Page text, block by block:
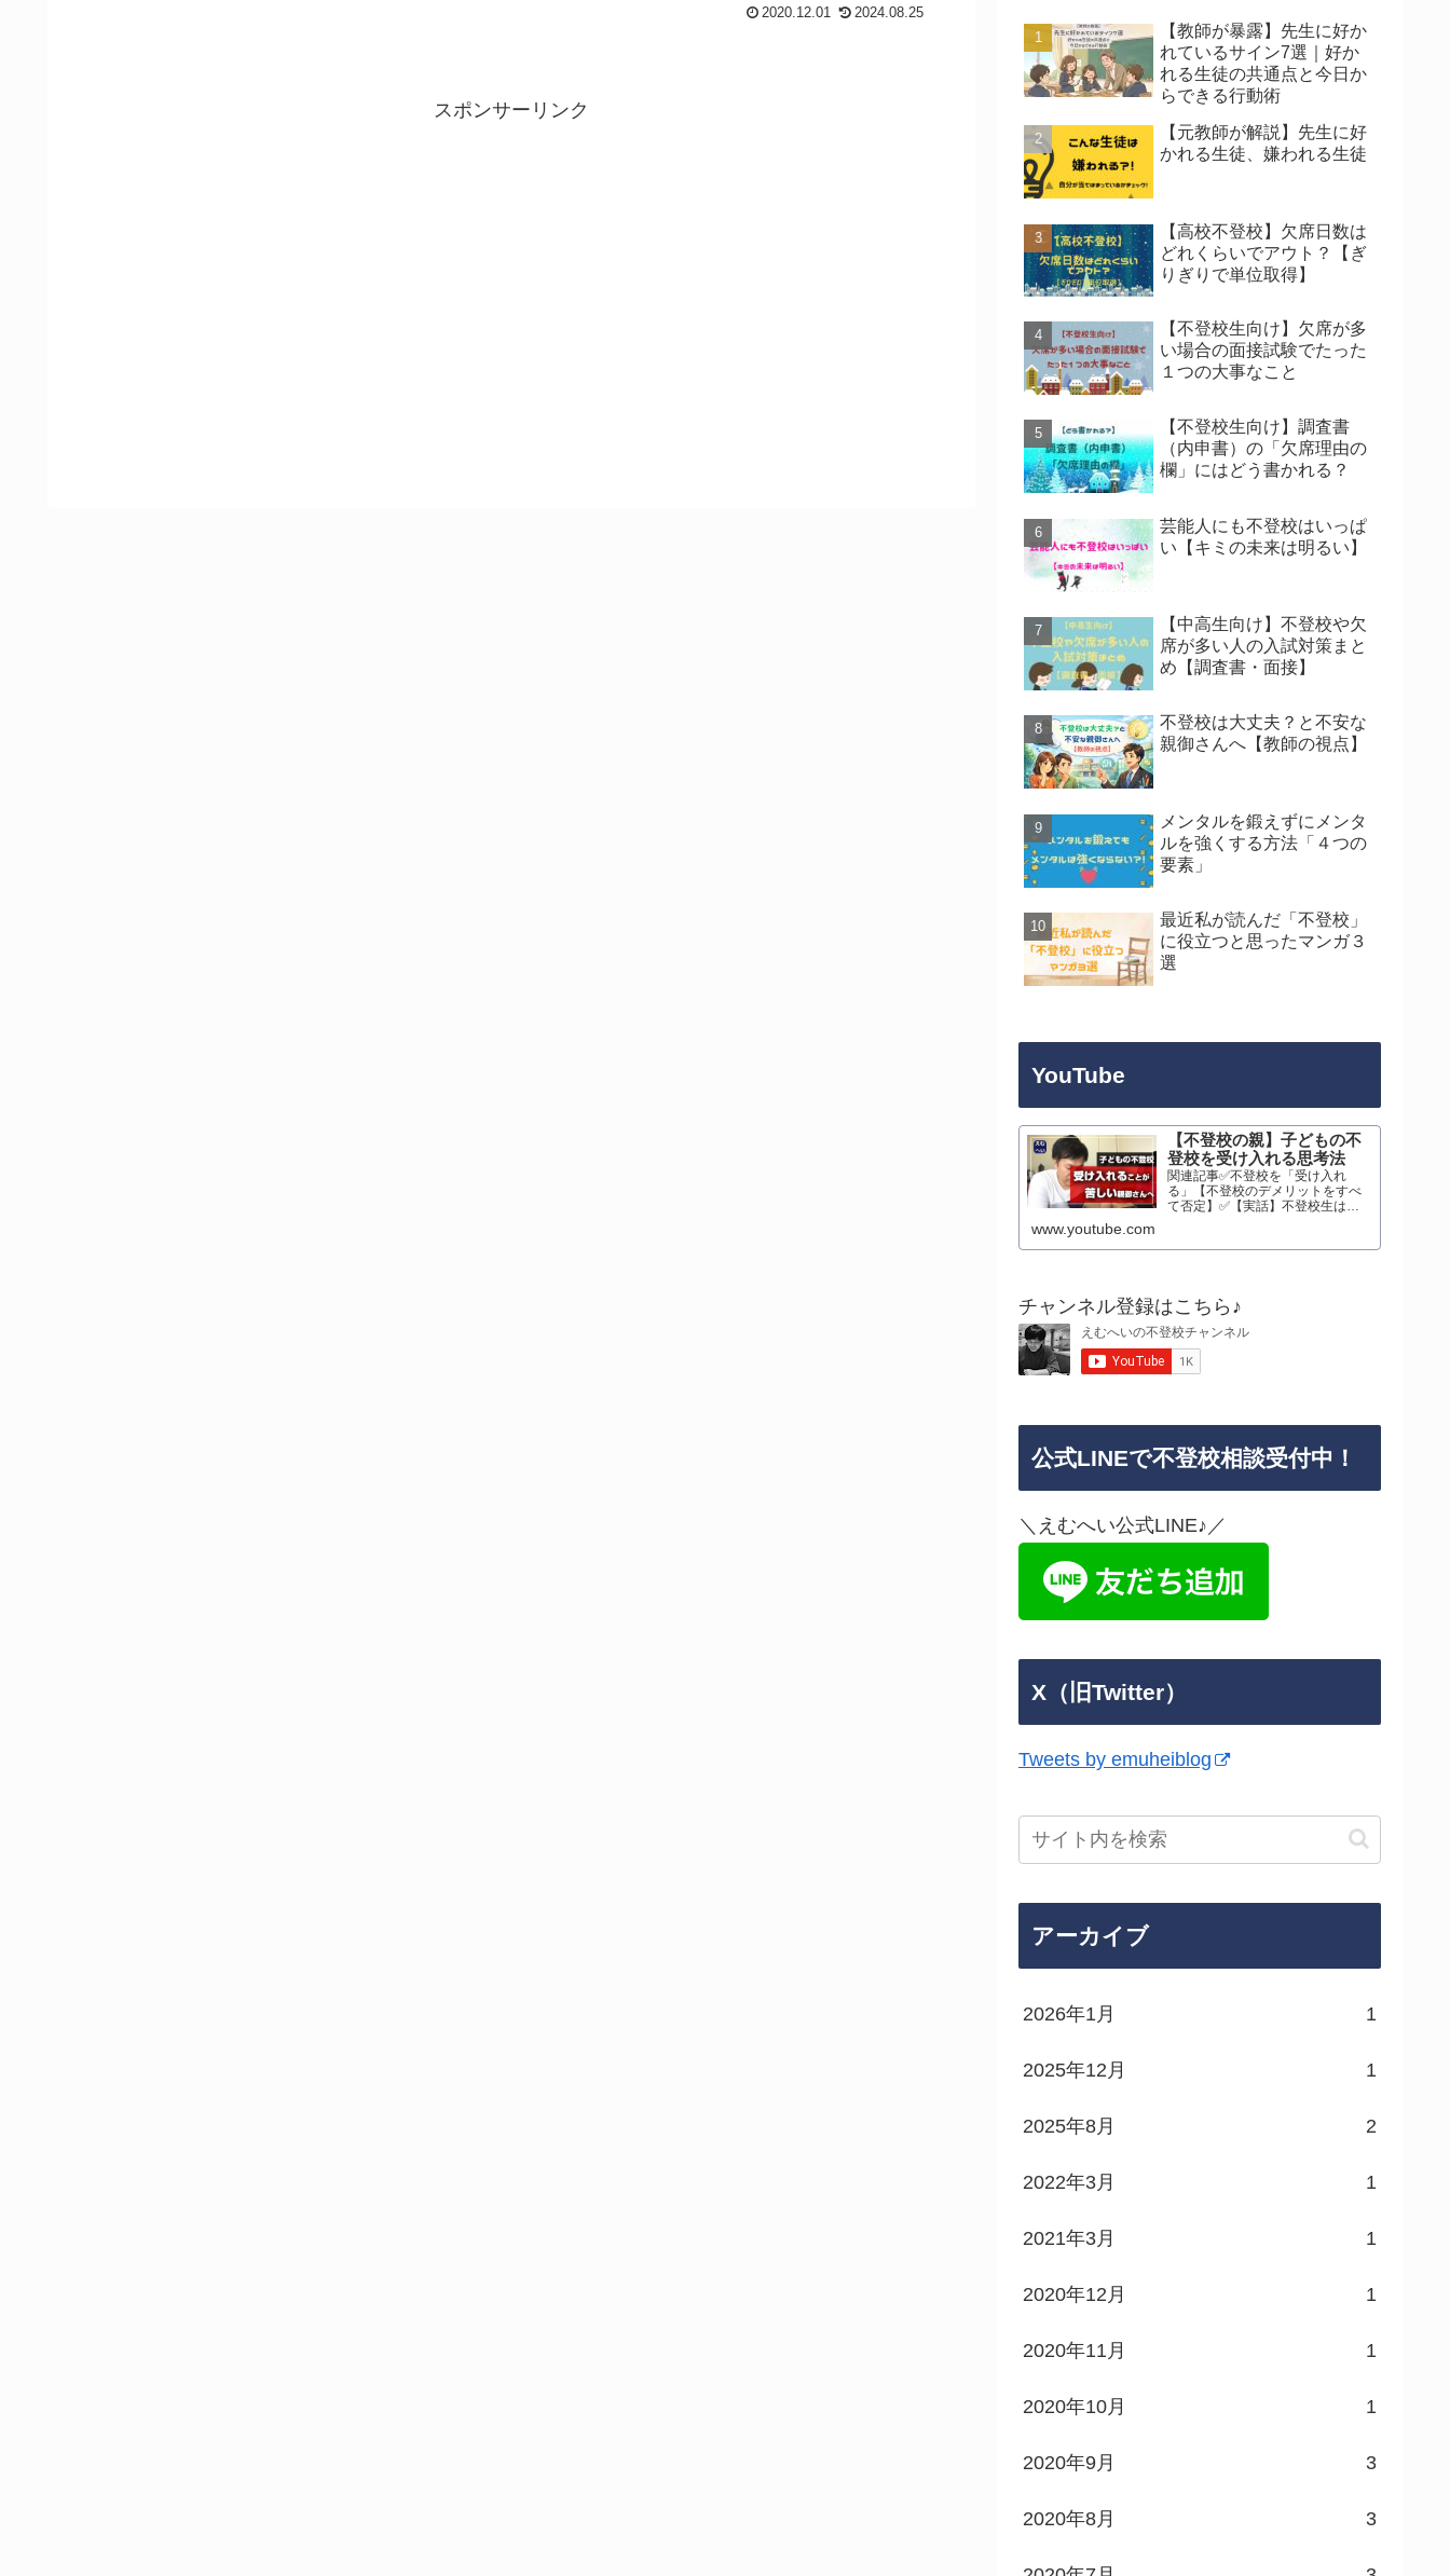
2020.12.01 2024.08.25
スポンサーリンク
【教師が暴露】先生に好か
れているサイン7選｜好か
れる生徒の共通点と今日か
らできる行動術
【元教師が解説】先生に好
かれる生徒、嫌われる生徒
【高校不登校】欠席日数は
どれくらいでアウト？【ぎ
りぎりで単位取得】
【不登校生向け】欠席が多
い場合の面接試験でたった
１つの大事なこと
【不登校生向け】調査書
（内申書）の「欠席理由の
欄」にはどう書かれる？
芸能人にも不登校はいっぱ
い【キミの未来は明るい】
【中高生向け】不登校や欠
席が多い人の入試対策まと
め【調査書・面接】
不登校は大丈夫？と不安な
親御さんへ【教師の視点】
メンタルを鍛えずにメンタ
ルを強くする方法「４つの
要素」
最近私が読んだ「不登校」
に役立つと思ったマンガ３
選
YouTube
【不登校の親】子どもの不
登校を受け入れる思考法
関連記事✅不登校を「受け入れ
る」【不登校のデメリットをすべ
て否定】✅【実話】不登校生は通
BLOG
www.youtube.com
チャンネル登録はこちら♪
公式LINEで不登校相談受付中！
＼えむへい公式LINE♪／
X（旧Twitter）
Tweets by emuheiblog
アーカイブ
2026年1月 1
2025年12月 1
2025年8月 2
2022年3月 1
2021年3月 1
2020年12月 1
2020年11月 1
2020年10月 1
2020年9月 3
2020年8月 3